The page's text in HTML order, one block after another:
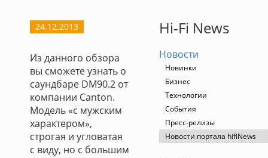
24.12.2013
Из данного обзора
вы сможете узнать о
саундбаре DM90.2 от
компании Canton.
Модель «с мужским
характером»,
строгая и угловатая
с виду, но с большим
Hi-Fi News
Новости
Новинки
Бизнес
Технологии
События
Пресс-релизы
Новости портала hifiNews